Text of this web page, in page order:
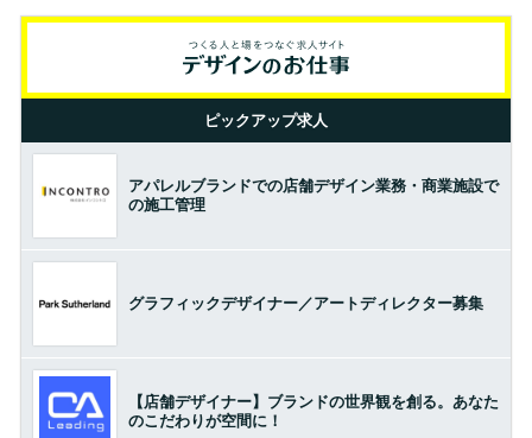
ピックアップ求人
アパレルブランドでの店舗デザイン業務・商業施設で
の施工管理
グラフィックデザイナー／アートディレクター募集
【店舗デザイナー】ブランドの世界観を創る。あなた
のこだわりが空間に！